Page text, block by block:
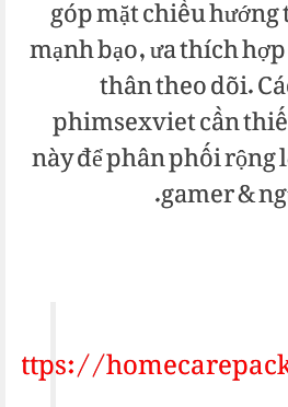
góp mặt chiều
mạnh bạo, ưa thích
thân theo dõi.
phimsexviet cần
này để phân phối
gamer &
https://